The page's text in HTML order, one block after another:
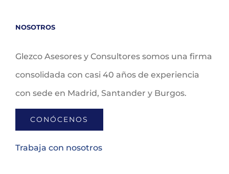
NOSOTROS
Glezco Asesores y Consultores somos una firma
consolidada con casi 40 años de experiencia
con sede en Madrid, Santander y Burgos.
CONÓCENOS
Trabaja con nosotros